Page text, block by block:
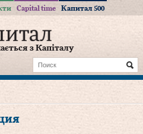
Capital time Капитал 500
з Капіталу